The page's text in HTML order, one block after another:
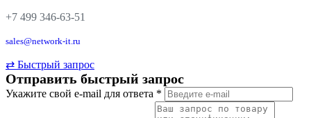
+7 499 346-63-51
sales@network-it.ru
⇄ Быстрый запрос
Отправить быстрый запрос
Укажите свой e-mail для ответа *